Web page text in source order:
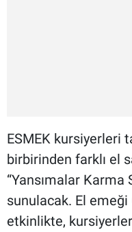
ESMEK kursiyerleri
birbirinden farklı el
“Yansımalar Karma
sunulacak. El emeği
etkinlikte,